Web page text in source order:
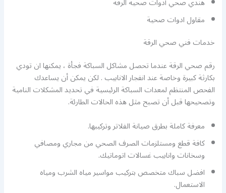
مقاول ادوات صحية
خدمات فني صحي الرقة
رقم صحي الرقة عندما تحصل مشاكل السباكة فجأة ، يمكنها ان تودي
بكارثة كبيرة وخاصة عند انفجار الانابيب . لكن يمكن أن يساعدك
الفحص المنتظم لمعدات السباكة الرئيسية في تحديد المشكلات النامية
وتصحيحها قبل أن تصبح مثل هذه الحالات الطارئة.
معرفة كاملة بطرق صيانة الفلاتر وتركيبها.
كافة قطع ومستلزمات الصرف الصحي من مجاري ومصافي
وسخانات وانابيب غسالات اتوماتيك.
افضل سباك متخصص بتركيب مواسير مياه الشرب ومياه
الاستعمال.